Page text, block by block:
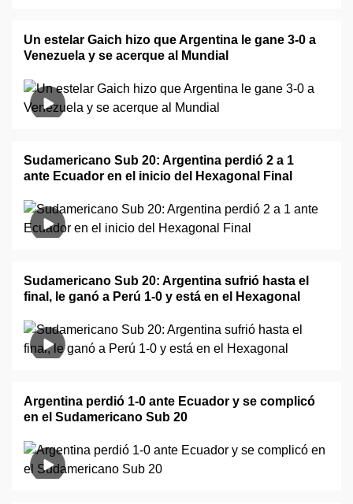
Un estelar Gaich hizo que Argentina le gane 3-0 a
Venezuela y se acerque al Mundial
Sudamericano Sub 20: Argentina perdió 2 a 1
ante Ecuador en el inicio del Hexagonal Final
Sudamericano Sub 20: Argentina sufrió hasta el
final, le ganó a Perú 1-0 y está en el Hexagonal
Argentina perdió 1-0 ante Ecuador y se complicó
en el Sudamericano Sub 20